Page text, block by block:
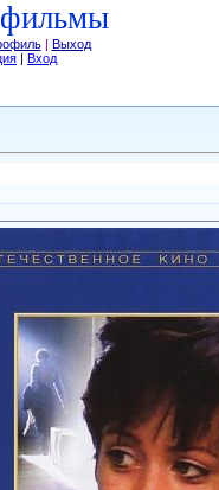
| Выход
| Вход